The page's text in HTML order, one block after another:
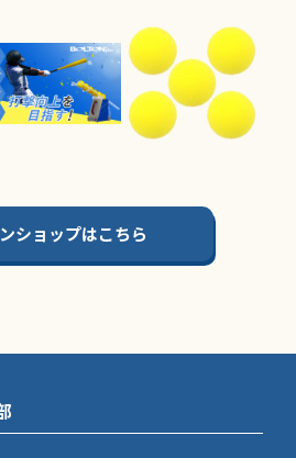
ショップはこちら